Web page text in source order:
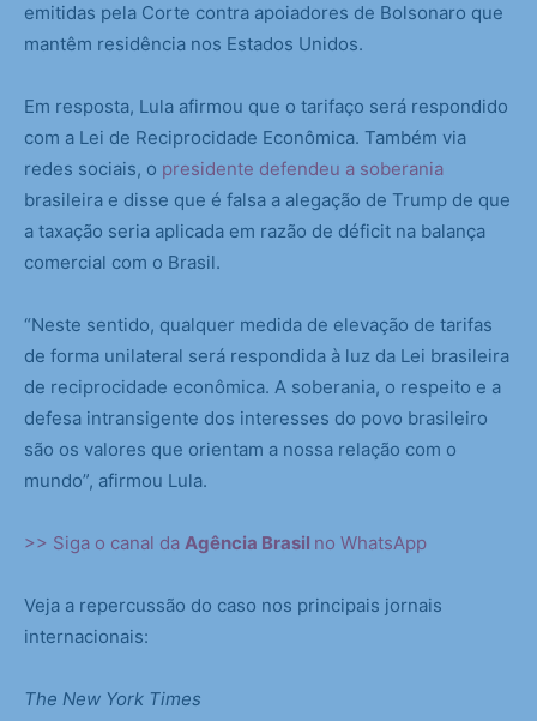
emitidas pela Corte contra apoiadores de Bolsonaro que
mantêm residência nos Estados Unidos.
Em resposta, Lula afirmou que o tarifaço será respondido
com a Lei de Reciprocidade Econômica. Também via
redes sociais, o presidente defendeu a soberania
brasileira e disse que é falsa a alegação de Trump de que
a taxação seria aplicada em razão de déficit na balança
comercial com o Brasil.
“Neste sentido, qualquer medida de elevação de tarifas
de forma unilateral será respondida à luz da Lei brasileira
de reciprocidade econômica. A soberania, o respeito e a
defesa intransigente dos interesses do povo brasileiro
são os valores que orientam a nossa relação com o
mundo”, afirmou Lula.
>> Siga o canal da Agência Brasil no WhatsApp
Veja a repercussão do caso nos principais jornais
internacionais:
The New York Times